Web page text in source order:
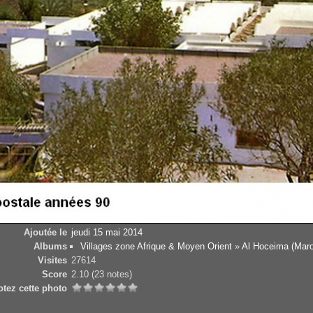
Ajoutée le jeudi 15 mai 2014
Albums
Villages zone Afrique & Moyen Orient» Al Hoceima
Visites 27614
Score 2.10 (23 notes)
cette photo